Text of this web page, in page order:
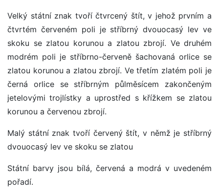
Velký státní znak tvoří čtvrcený štít, v jehož prvním a
čtvrtém červeném poli je stříbrný dvouocasý lev ve
skoku se zlatou korunou a zlatou zbrojí. Ve druhém
modrém poli je stříbrno-červeně šachovaná orlice se
zlatou korunou a zlatou zbrojí. Ve třetím zlatém poli je
černá orlice se stříbrným půlměsícem zakončeným
jetelovými trojlístky a uprostřed s křížkem se zlatou
korunou a červenou zbrojí.
Malý státní znak tvoří červený štít, v němž je stříbrný
dvouocasý lev ve skoku se zlatou
Státní barvy jsou bílá, červená a modrá v uvedeném
pořadí.